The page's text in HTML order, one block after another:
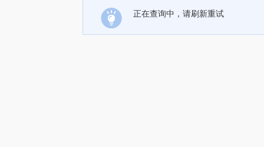
正在查询中，请刷新重试